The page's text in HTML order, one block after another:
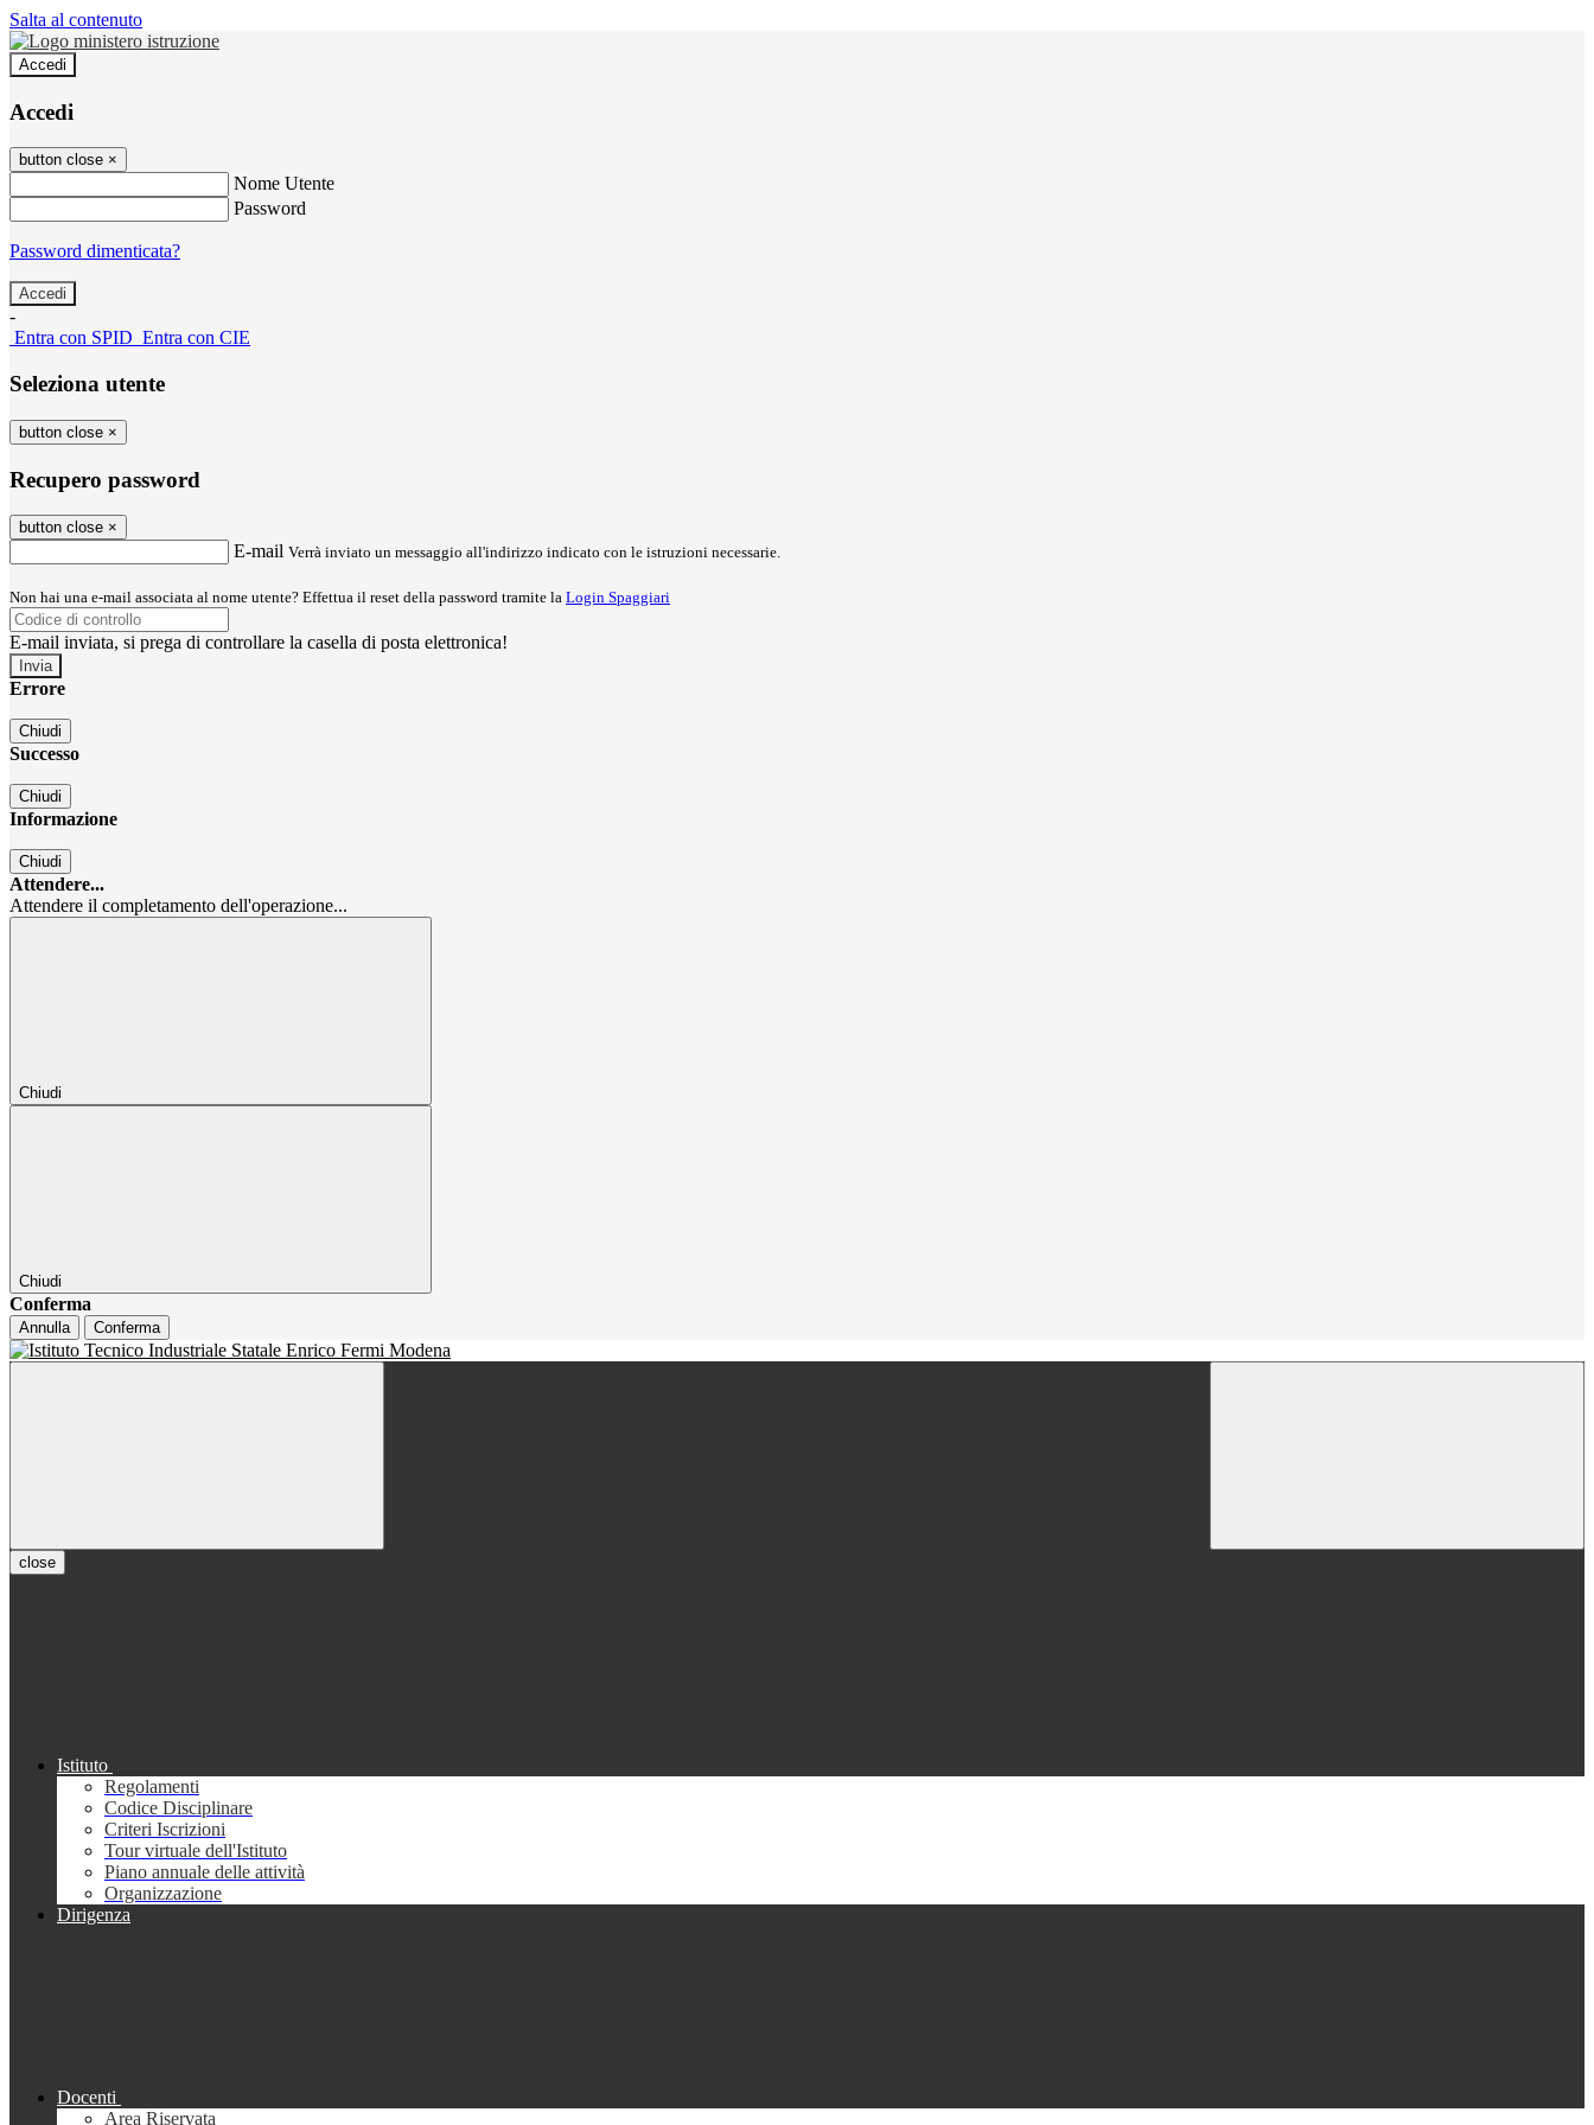
Salta al contenuto
Accedi
Accedi
button close ×
Nome Utente
Password
Password dimenticata?
-
Entra con SPID Entra con CIE
Seleziona utente
button close ×
Recupero password
button close ×
E-mail Verrà inviato un messaggio all'indirizzo indicato con le istruzioni necessarie.
Non hai una e-mail associata al nome utente? Effettua il reset della password tramite la Login Spaggiari
E-mail inviata, si prega di controllare la casella di posta elettronica!
Errore
Chiudi
Successo
Chiudi
Informazione
Chiudi
Attendere...
Attendere il completamento dell'operazione...
Chiudi
Chiudi
Conferma
Annulla Conferma
close
Istituto
Regolamenti
Codice Disciplinare
Criteri Iscrizioni
Tour virtuale dell'Istituto
Piano annuale delle attività
Organizzazione
Dirigenza
Docenti
Area Riservata